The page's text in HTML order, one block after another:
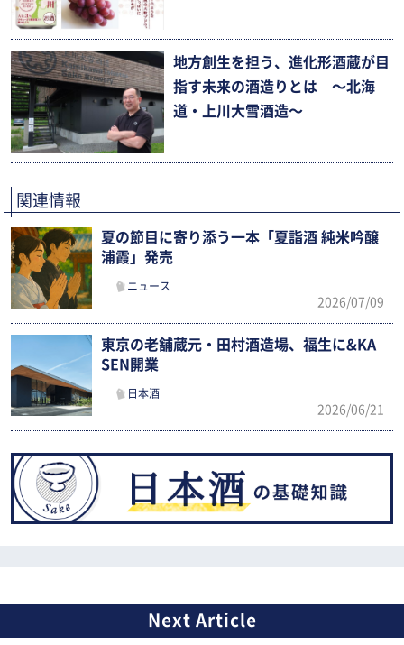
地方創生を担う、進化形酒蔵が目
指す未来の酒造りとは 〜北海
道・上川大雪酒造〜
関連情報
夏の節目に寄り添う一本「夏詣酒 純米吟醸
浦霞」発売
ニュース
2026/07/09
東京の老舗蔵元・田村酒造場、福生に&KA
SEN開業
日本酒
2026/06/21